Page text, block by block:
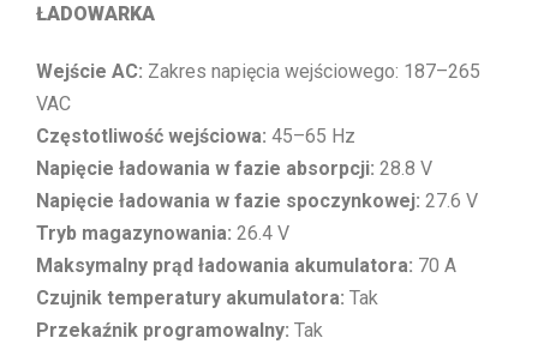
ŁADOWARKA
Wejście AC: Zakres napięcia wejściowego: 187–265
VAC
Częstotliwość wejściowa: 45–65 Hz
Napięcie ładowania w fazie absorpcji: 28.8 V
Napięcie ładowania w fazie spoczynkowej: 27.6 V
Tryb magazynowania: 26.4 V
Maksymalny prąd ładowania akumulatora: 70 A
Czujnik temperatury akumulatora: Tak
Przekaźnik programowalny: Tak